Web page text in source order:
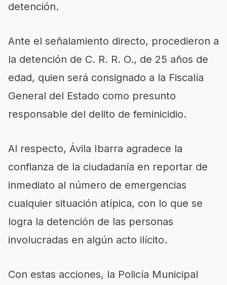
detención.
Ante el señalamiento directo, procedieron a
la detención de C. R. R. O., de 25 años de
edad, quien será consignado a la Fiscalía
General del Estado como presunto
responsable del delito de feminicidio.
Al respecto, Ávila Ibarra agradece la
confianza de la ciudadanía en reportar de
inmediato al número de emergencias
cualquier situación atípica, con lo que se
logra la detención de las personas
involucradas en algún acto ilícito.
Con estas acciones, la Policía Municipal